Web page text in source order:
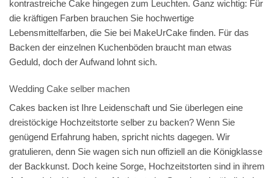
kontrastreiche Cake hingegen zum Leuchten. Ganz wichtig: Für
die kräftigen Farben brauchen Sie hochwertige
Lebensmittelfarben, die Sie bei MakeUrCake finden. Für das
Backen der einzelnen Kuchenböden braucht man etwas
Geduld, doch der Aufwand lohnt sich.
Wedding Cake selber machen
Cakes backen ist Ihre Leidenschaft und Sie überlegen eine
dreistöckige Hochzeitstorte selber zu backen? Wenn Sie
genügend Erfahrung haben, spricht nichts dagegen. Wir
gratulieren, denn Sie wagen sich nun offiziell an die Königklasse
der Backkunst. Doch keine Sorge, Hochzeitstorten sind in ihrem